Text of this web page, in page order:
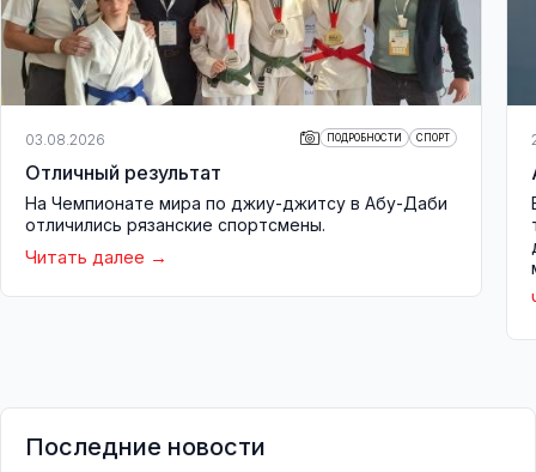
03.08.2026 ПОДРОБНОСТИ СПОРТ
Отличный результат
На Чемпионате мира по джиу-джитсу в Абу-Даби
отличились рязанские спортсмены.
Читать далее
Последние новости